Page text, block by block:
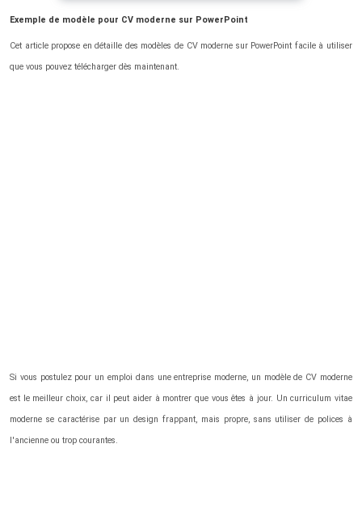
Exemple de modèle pour CV moderne sur PowerPoint
Cet article propose en détaille des modèles de CV moderne sur PowerPoint facile à utiliser
que vous pouvez télécharger dès maintenant.
Si vous postulez pour un emploi dans une entreprise moderne, un modèle de CV moderne
est le meilleur choix, car il peut aider à montrer que vous êtes à jour. Un curriculum vitae
moderne se caractérise par un design frappant, mais propre, sans utiliser de polices à
l'ancienne ou trop courantes.